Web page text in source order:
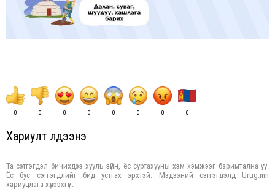
0 0 0 0 0 0 0 0
Хариулт үлдээнэ үү
Та сэтгэгдэл бичихдээ хууль зүйн, ёс суртахууны хэм хэмжээг баримтална уу.
Ёс бус сэтгэгдлийг бид устгах эрхтэй. Мэдээний сэтгэгдэлд Urug.mn
хариуцлага хүлээхгүй.